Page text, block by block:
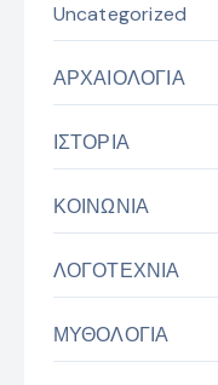
Uncategorized
ΑΡΧΑΙΟΛΟΓΙΑ
ΙΣΤΟΡΙΑ
ΚΟΙΝΩΝΙΑ
ΛΟΓΟΤΕΧΝΙΑ
ΜΥΘΟΛΟΓΙΑ